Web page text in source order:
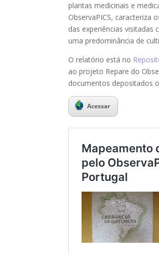
plantas medicinais e
ObservaPICS, caracteriza
das experiências visitadas
uma predominância de
O relatório está no
ao projeto Repare do
documentos depositados
Acessar